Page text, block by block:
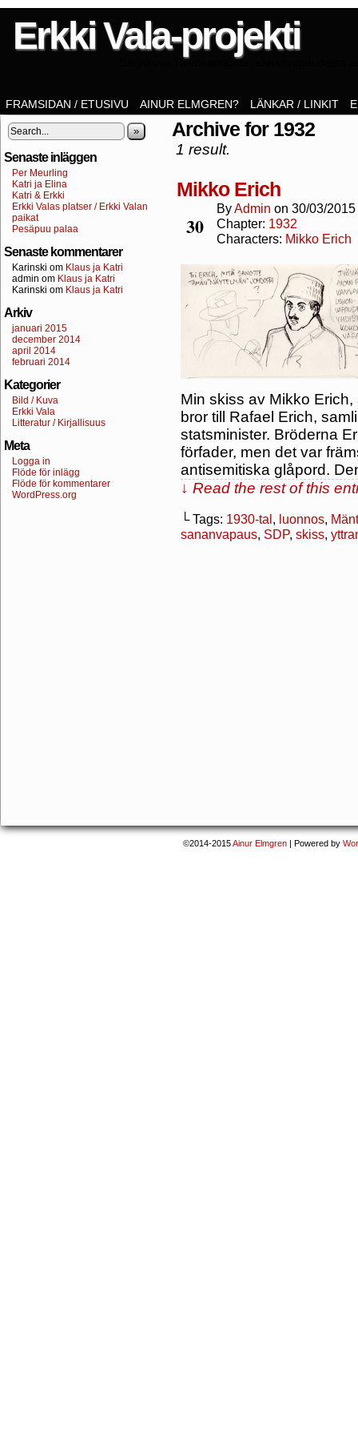
Erkki Vala-projekti
Sarjakuva Tulenkantajista,
FRAMSIDAN / ETUSIVU AINUR ELMGREN? LÄNKAR / LINKIT
»
Senaste inläggen
Per Meurling
Katri ja Elina
Katri & Erkki
Erkki Valas platser / Erkki Valan
paikat
Pesäpuu palaa
Senaste kommentarer
Karinski om Klaus ja Katri
admin om Klaus ja Katri
Karinski om Klaus ja Katri
Arkiv
januari 2015
december 2014
april 2014
februari 2014
Kategorier
Bild / Kuva
Erkki Vala
Litteratur / Kirjallisuus
Meta
Logga in
Flöde för inlägg
Flöde för kommentarer
WordPress.org
Archive for 1932
1 result.
Mikko Erich
30
ByAdmin on 30/03/2015
Chapter: 1932
Characters: Mikko Erich
Min skiss av Mikko
bror till Rafael Erich,
statsminister. Bröderna
förfader, men det var
antisemitiska glåpord.
↓ Read the rest of this
└ Tags: 1930-tal , luonnos,
sananvapaus, SDP, skiss,
©2014-2015Ainur Elmgren | Powered by